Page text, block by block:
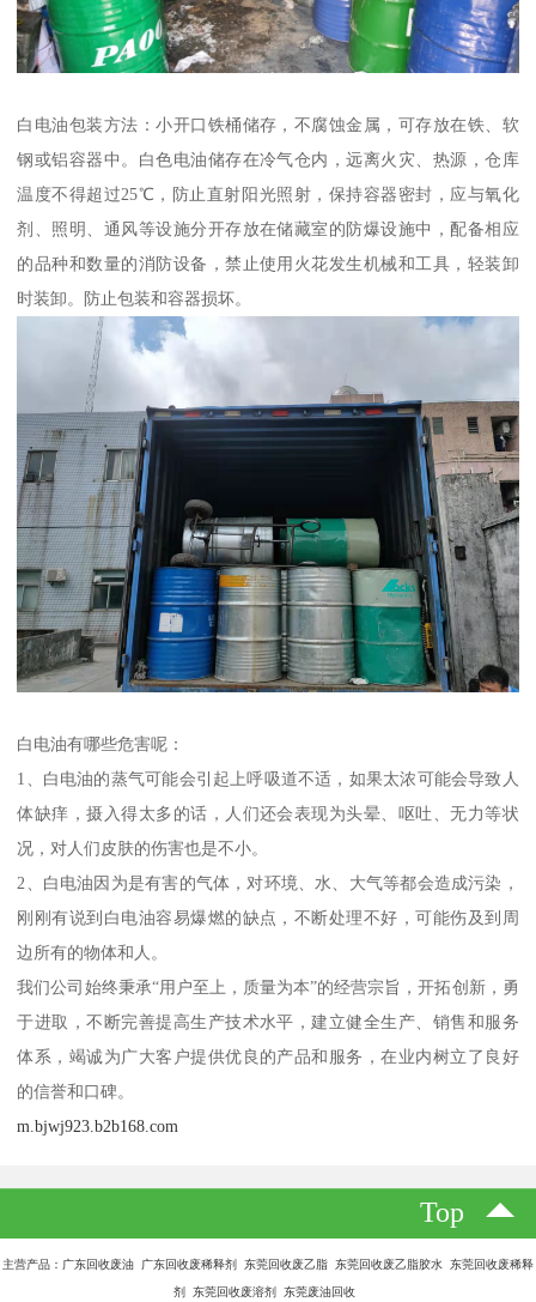
白电油包装方法：小开口铁桶储存，不腐蚀金属，可存放在铁、软
钢或铝容器中。白色电油储存在冷气仓内，远离火灾、热源，仓库
温度不得超过25℃，防止直射阳光照射，保持容器密封，应与氧化
剂、照明、通风等设施分开存放在储藏室的防爆设施中，配备相应
的品种和数量的消防设备，禁止使用火花发生机械和工具，轻装卸
时装卸。防止包装和容器损坏。
白电油有哪些危害呢：
1、白电油的蒸气可能会引起上呼吸道不适，如果太浓可能会导致人
体缺痒，摄入得太多的话，人们还会表现为头晕、呕吐、无力等状
况，对人们皮肤的伤害也是不小。
2、白电油因为是有害的气体，对环境、水、大气等都会造成污染，
刚刚有说到白电油容易爆燃的缺点，不断处理不好，可能伤及到周
边所有的物体和人。
我们公司始终秉承“用户至上，质量为本”的经营宗旨，开拓创新，勇
于进取，不断完善提高生产技术水平，建立健全生产、销售和服务
体系，竭诚为广大客户提供优良的产品和服务，在业内树立了良好
的信誉和口碑。
m.bjwj923.b2b168.com
Top
主营产品：广东回收废油 广东回收废稀释剂 东莞回收废乙脂 东莞回收废乙脂胶水 东莞回收废稀释
剂 东莞回收废溶剂 东莞废油回收